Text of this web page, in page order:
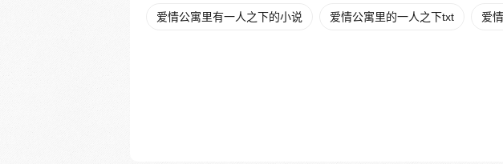
爱情公寓里有一人之下的小说 爱情公寓里的一人之下txt 爱